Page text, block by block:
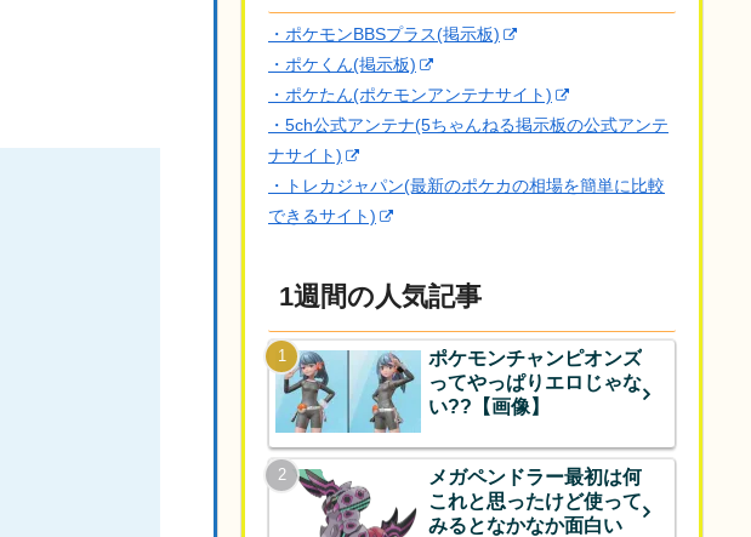
・ポケモンBBSプラス(掲示板)
・ポケくん(掲示板)
・ポケたん(ポケモンアンテナサイト)
・5ch公式アンテナ(5ちゃんねる掲示板の公式アンテ
ナサイト)
・トレカジャパン(最新のポケカの相場を簡単に比較
できるサイト)
1週間の人気記事
ポケモンチャンピオンズ
ってやっぱりエロじゃな
い??【画像】
メガペンドラー最初は何
これと思ったけど使って
みるとなかなか面白い